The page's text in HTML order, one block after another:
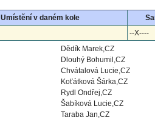
Umístění v daném kole
--X----
Dědík Marek,CZ
Dlouhý Bohumil,CZ
Chvátalová Lucie,CZ
Koťátková Šárka,CZ
Rydl Ondřej,CZ
Šabíková Lucie,CZ
Taraba Jan,CZ